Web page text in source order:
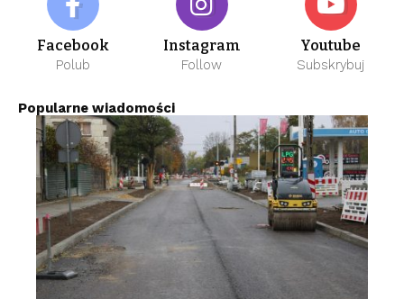
Facebook
Polub
Instagram
Follow
Youtube
Subskrybuj
Popularne wiadomości